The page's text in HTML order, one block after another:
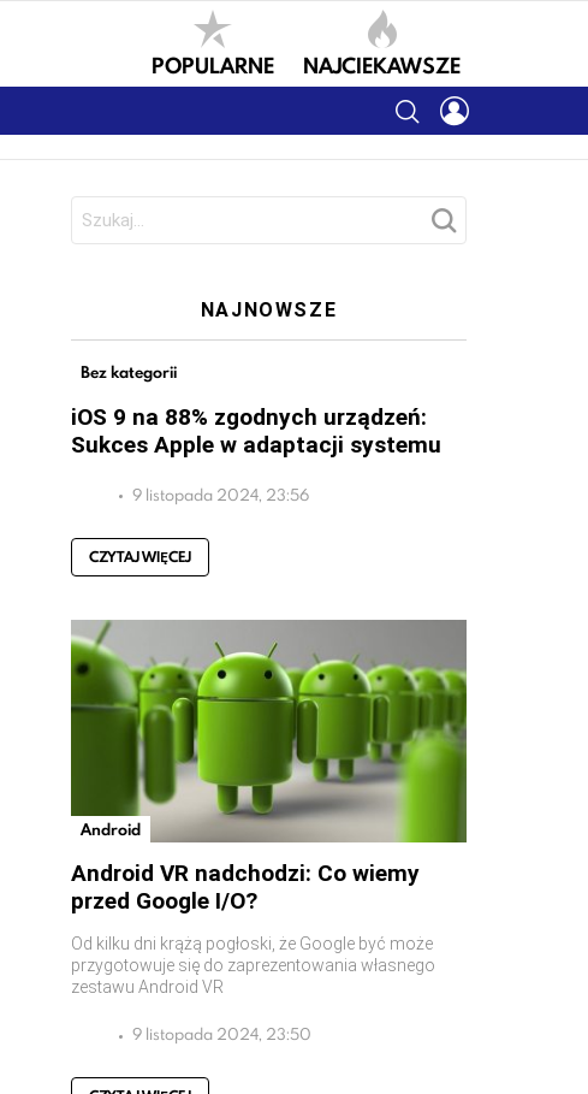
POPULARNE NAJCIEKAWSZE
SEARCH
NAJNOWSZE
Bez kategorii
iOS 9 na 88% zgodnych urządzeń:
Sukces Apple w adaptacji systemu
9 listopada 2024, 23:56
CZYTAJ WIĘCEJ
Android
Android VR nadchodzi: Co wiemy
przed Google I/O?
Od kilku dni krążą pogłoski, że Google być może
przygotowuje się do zaprezentowania własnego
zestawu Android VR
9 listopada 2024, 23:50